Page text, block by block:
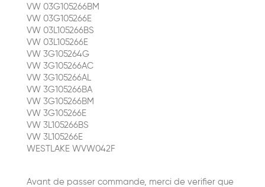
VW 03G105266BM
VW 03G105266E
VW 03L105266BS
VW 03L105266E
VW 3G105264G
VW 3G105266AC
VW 3G105266AL
VW 3G105266BA
VW 3G105266BM
VW 3G105266E
VW 3L105266BS
VW 3L105266E
WESTLAKE WVW042F
Avant de passer commande, merci de verifier que